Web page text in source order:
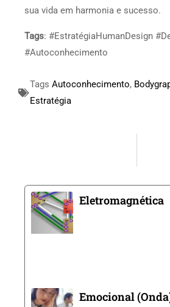
sua vida em harmonia e sucesso.
Tags: #EstratégiaHumanDesign
#Autoconhecimento
Tags Autoconhecimento,
Estratégia
Eletromagnética
Emocional